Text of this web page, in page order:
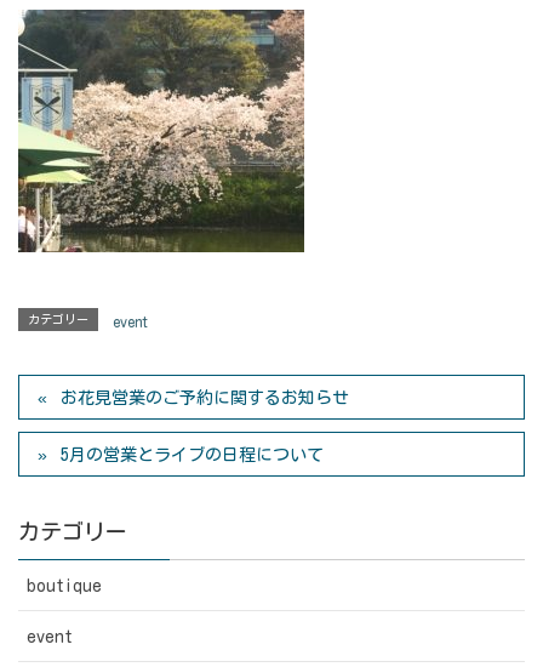
カテゴリー event
お花見営業のご予約に関するお知らせ
5月の営業とライブの日程について
カテゴリー
boutique
event